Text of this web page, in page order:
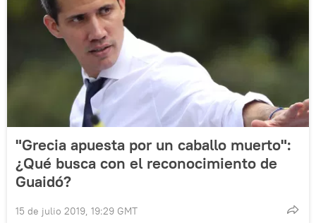
"Grecia apuesta por un caballo muerto":
¿Qué busca con el reconocimiento de
Guaidó?
15 de julio 2019, 19:29 GMT